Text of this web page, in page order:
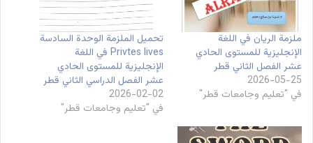
ملزمة الريان في اللغة
الإنجليزية للمستوى الحادي
عشر الفصل الثاني قطر
2026-05-25
في "تعليم وجامعات قطر"
تحميل الملزمة الوحدة السادسة
Privtes lives في اللغة
الإنجليزية للمستوى الحادي
عشر الفصل الدراسي الثاني قطر
2026-02-02
في "تعليم وجامعات قطر"